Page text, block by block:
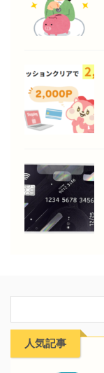
人気記事